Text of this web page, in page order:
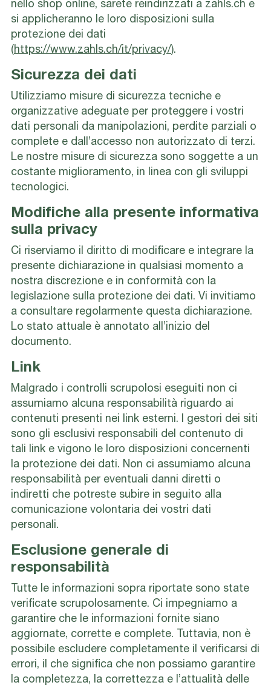
nello shop online, sarete reindirizzati a zahls.ch e
si applicheranno le loro disposizioni sulla
protezione dei dati
(https://www.zahls.ch/it/privacy/).
Sicurezza dei dati
Utilizziamo misure di sicurezza tecniche e
organizzative adeguate per proteggere i vostri
dati personali da manipolazioni, perdite parziali o
complete e dall’accesso non autorizzato di terzi.
Le nostre misure di sicurezza sono soggette a un
costante miglioramento, in linea con gli sviluppi
tecnologici.
Modifiche alla presente informativa
sulla privacy
Ci riserviamo il diritto di modificare e integrare la
presente dichiarazione in qualsiasi momento a
nostra discrezione e in conformità con la
legislazione sulla protezione dei dati. Vi invitiamo
a consultare regolarmente questa dichiarazione.
Lo stato attuale è annotato all’inizio del
documento.
Link
Malgrado i controlli scrupolosi eseguiti non ci
assumiamo alcuna responsabilità riguardo ai
contenuti presenti nei link esterni. I gestori dei siti
sono gli esclusivi responsabili del contenuto di
tali link e vigono le loro disposizioni concernenti
la protezione dei dati. Non ci assumiamo alcuna
responsabilità per eventuali danni diretti o
indiretti che potreste subire in seguito alla
comunicazione volontaria dei vostri dati
personali.
Esclusione generale di
responsabilità
Tutte le informazioni sopra riportate sono state
verificate scrupolosamente. Ci impegniamo a
garantire che le informazioni fornite siano
aggiornate, corrette e complete. Tuttavia, non è
possibile escludere completamente il verificarsi di
errori, il che significa che non possiamo garantire
la completezza, la correttezza e l’attualità delle